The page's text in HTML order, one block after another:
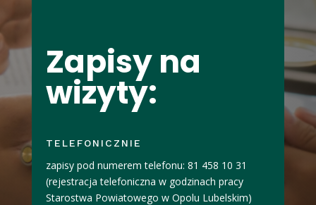
Zapisy na
wizyty:
TELEFONICZNIE
zapisy pod numerem telefonu: 81 458 10 31
(rejestracja telefoniczna w godzinach pracy
Starostwa Powiatowego w Opolu Lubelskim)